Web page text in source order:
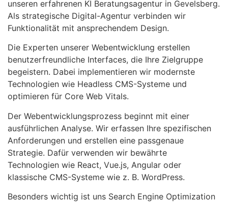
unseren erfahrenen KI Beratungsagentur in Gevelsberg.
Als strategische Digital-Agentur verbinden wir
Funktionalität mit ansprechendem Design.
Die Experten unserer Webentwicklung erstellen
benutzerfreundliche Interfaces, die Ihre Zielgruppe
begeistern. Dabei implementieren wir modernste
Technologien wie Headless CMS-Systeme und
optimieren für Core Web Vitals.
Der Webentwicklungsprozess beginnt mit einer
ausführlichen Analyse. Wir erfassen Ihre spezifischen
Anforderungen und erstellen eine passgenaue
Strategie. Dafür verwenden wir bewährte
Technologien wie React, Vue.js, Angular oder
klassische CMS-Systeme wie z. B. WordPress.
Besonders wichtig ist uns Search Engine Optimization